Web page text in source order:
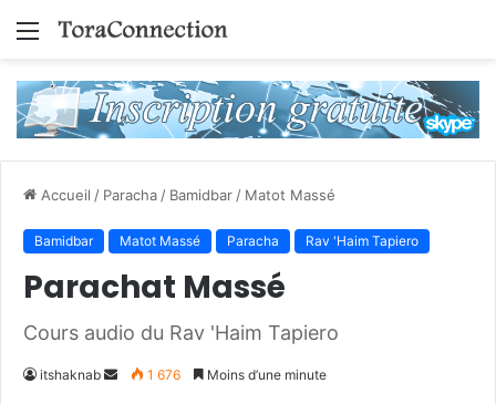
Menu
Accueil / Paracha / Bamidbar / Matot Massé
Bamidbar Matot Massé Paracha Rav 'Haim Tapiero
Parachat Massé
Cours audio du Rav 'Haim Tapiero
itshaknab
Envoyer
1 676 Moins d’une minute